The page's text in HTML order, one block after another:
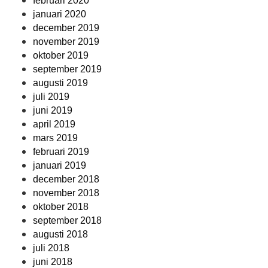
januari 2020
december 2019
november 2019
oktober 2019
september 2019
augusti 2019
juli 2019
juni 2019
april 2019
mars 2019
februari 2019
januari 2019
december 2018
november 2018
oktober 2018
september 2018
augusti 2018
juli 2018
juni 2018